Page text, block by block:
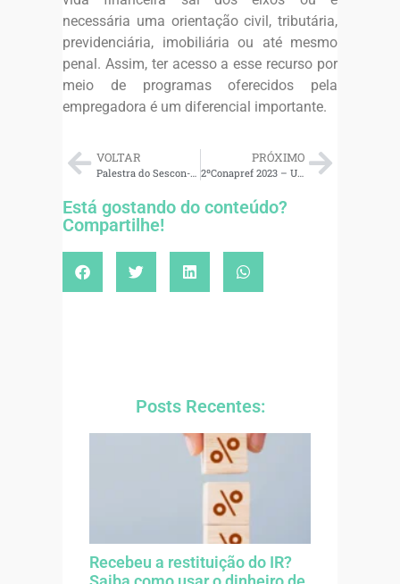
necessária uma orientação civil, tributária,
previdenciária, imobiliária ou até mesmo
penal. Assim, ter acesso a esse recurso por
meio de programas oferecidos pela
empregadora é um diferencial importante.
VOLTAR
Palestra do Sescon-SP com Reinaldo Domingos ensina como alcançar independência financeira com a contabilidade
PRÓXIMO
2ºConapref 2023 – Um marco no desenvolvimento da Educação Financeira no Brasil
Está gostando do conteúdo?
Compartilhe!
Posts Recentes:
Recebeu a restituição do IR?